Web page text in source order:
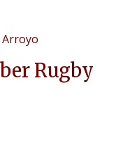
Arroyo
Rugby